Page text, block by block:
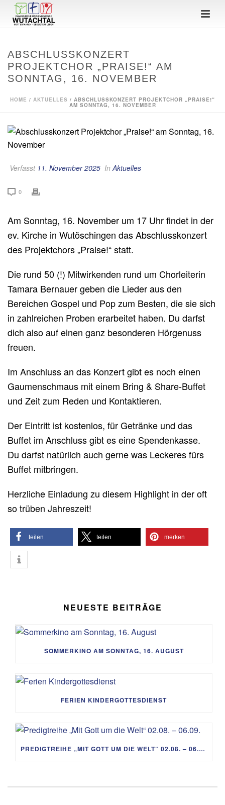
ABSCHLUSSKONZERT
PROJEKTCHOR „PRAISE!“ AM
SONNTAG, 16. NOVEMBER
HOME / AKTUELLES / ABSCHLUSSKONZERT PROJEKTCHOR „PRAISE!“
AM SONNTAG, 16. NOVEMBER
Verfasst 11. November 2025 InAktuelles
0
Am Sonntag, 16. November um 17 Uhr findet in der
ev. Kirche in Wutöschingen das Abschlusskonzert
des Projektchors „Praise!“ statt.
Die rund 50 (!) Mitwirkenden rund um Chorleiterin
Tamara Bernauer geben die Lieder aus den
Bereichen Gospel und Pop zum Besten, die sie sich
in zahlreichen Proben erarbeitet haben. Du darfst
dich also auf einen ganz besonderen Hörgenuss
freuen.
Im Anschluss an das Konzert gibt es noch einen
Gaumenschmaus mit einem Bring & Share-Buffet
und Zeit zum Reden und Kontaktieren.
Der Eintritt ist kostenlos, für Getränke und das
Buffet im Anschluss gibt es eine Spendenkasse.
Du darfst natürlich auch gerne was Leckeres fürs
Buffet mitbringen.
Herzliche Einladung zu diesem Highlight in der oft
so trüben Jahreszeit!
teilen teilen merken
NEUESTE BEITRÄGE
SOMMERKINO AM SONNTAG, 16. AUGUST
FERIEN KINDERGOTTESDIENST
PREDIGTREIHE „MIT GOTT UM DIE WELT“ 02.08. – 06.09.